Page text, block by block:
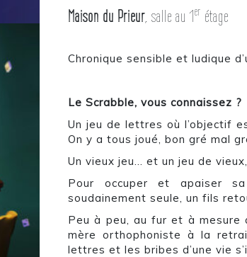
Maison du Prieur, salle au 1er étage
Chronique sensible et ludique
Le Scrabble, vous connaissez ?
Un jeu de lettres où l’objectif
On y a tous joué, bon gré mal
Un vieux jeu… et un jeu de
Pour occuper et apaiser
soudainement seule, un fils
Peu à peu, au fur et à mesure
mère orthophoniste à la
lettres et les bribes d’une vie